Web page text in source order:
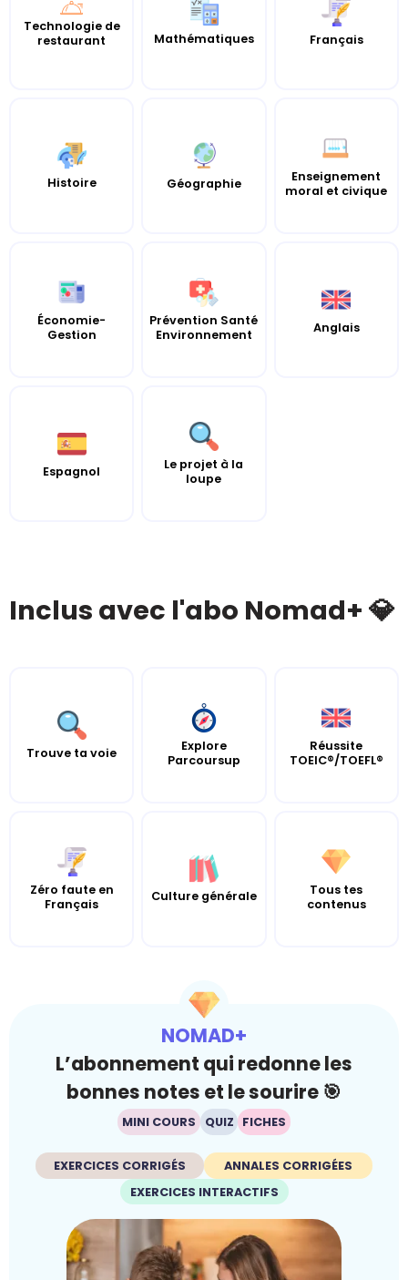
Technologie de
restaurant
Mathématiques Français
Histoire Géographie
Enseignement
moral et civique
Économie-
Gestion
Prévention Santé
Environnement
Anglais
Espagnol
Le projet à la
loupe
Inclus avec l'abo Nomad+ 💎
Trouve ta voie
Explore
Parcoursup
Réussite
TOEIC®/TOEFL®
Zéro faute en
Français
Culture générale
Tous tes
contenus
NOMAD+
L’abonnement qui redonne les
bonnes notes et le sourire 🎯
MINI COURS QUIZ FICHES
EXERCICES CORRIGÉS
ANNALES CORRIGÉES
EXERCICES INTERACTIFS